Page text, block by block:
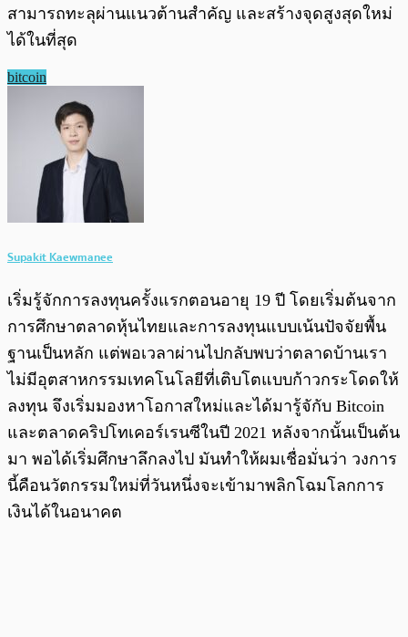
สามารถทะลุผ่านแนวต้านสำคัญ และสร้างจุดสูงสุดใหม่
ได้ในที่สุด
bitcoin
Supakit Kaewmanee
เริ่มรู้จักการลงทุนครั้งแรกตอนอายุ 19 ปี โดยเริ่มต้นจาก
การศึกษาตลาดหุ้นไทยและการลงทุนแบบเน้นปัจจัยพื้น
ฐานเป็นหลัก แต่พอเวลาผ่านไปกลับพบว่าตลาดบ้านเรา
ไม่มีอุตสาหกรรมเทคโนโลยีที่เติบโตแบบก้าวกระโดดให้
ลงทุน จึงเริ่มมองหาโอกาสใหม่และได้มารู้จักับ Bitcoin
และตลาดคริปโทเคอร์เรนซีในปี 2021 หลังจากนั้นเป็นต้น
มา พอได้เริ่มศึกษาลึกลงไป มันทำให้ผมเชื่อมั่นว่า วงการ
นี้คือนวัตกรรมใหม่ที่วันหนึ่งจะเข้ามาพลิกโฉมโลกการ
เงินได้ในอนาคต